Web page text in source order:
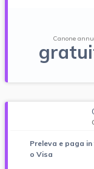
Canone
Preleva e paga
o Visa